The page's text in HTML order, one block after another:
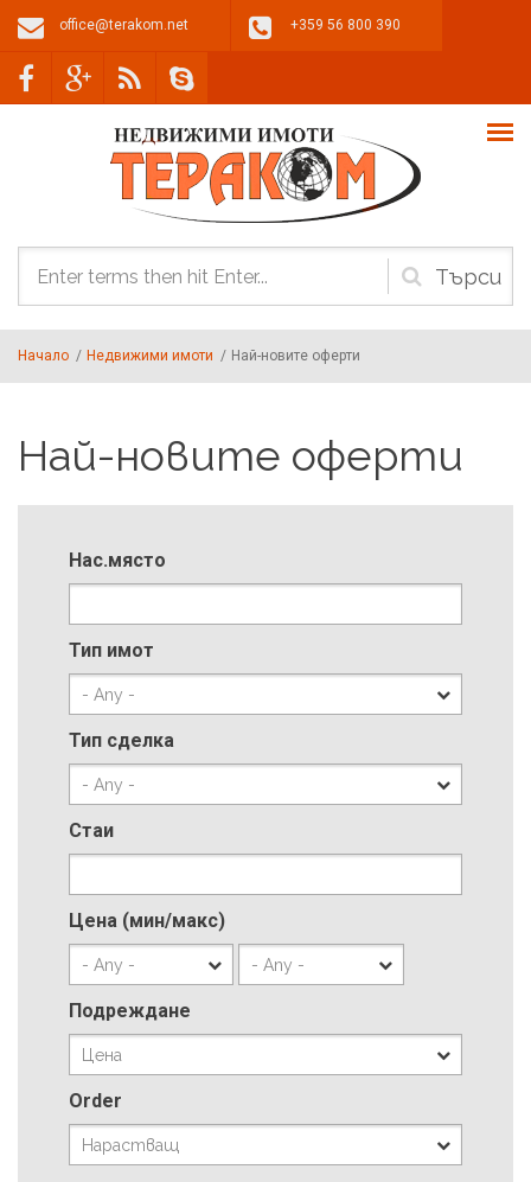
Премини към основното съдържание
office@terakom.net +359 56 800 390
Форма
за
търсене
Начало / Недвижими имоти / Най-новите оферти
Най-новите оферти
Нас.място
Тип имот
Тип сделка
Стаи
Цена (мин/макс)
Избрано
Избрано
Подреждане
Order